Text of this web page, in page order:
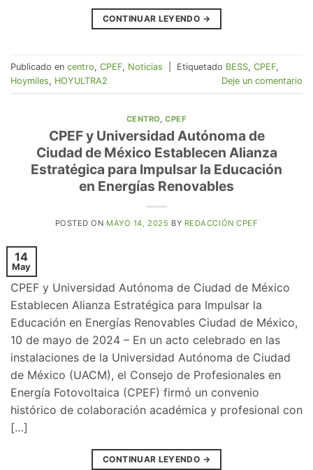
CONTINUAR LEYENDO →
Publicado en centro, CPEF, Noticias Etiquetado BESS, CPEF,
Hoymiles, HOYULTRA2 Deje un comentario
CENTRO,CPEF
CPEF y Universidad Autónoma de
Ciudad de México Establecen Alianza
Estratégica para Impulsar la Educación
en Energías Renovables
POSTED ON MAYO 14, 2025 BY REDACCIÓN CPEF
14
May
CPEF y Universidad Autónoma de Ciudad de México
Establecen Alianza Estratégica para Impulsar la
Educación en Energías Renovables Ciudad de México,
10 de mayo de 2024 – En un acto celebrado en las
instalaciones de la Universidad Autónoma de Ciudad
de México (UACM), el Consejo de Profesionales en
Energía Fotovoltaica (CPEF) firmó un convenio
histórico de colaboración académica y profesional con
[…]
CONTINUAR LEYENDO →